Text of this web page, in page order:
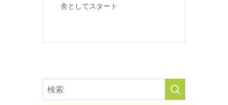
舎としてスタート